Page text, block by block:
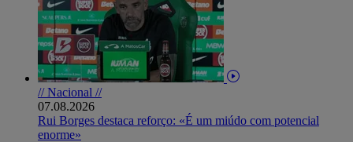
// Nacional //
07.08.2026
Rui Borges destaca reforço: «É um miúdo com potencial
enorme»